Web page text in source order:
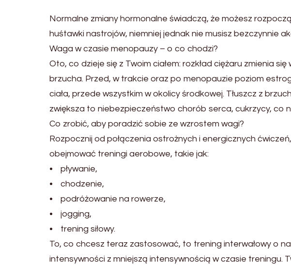
Normalne zmiany hormonalne świadczą, że możesz
huśtawki nastrojów, niemniej jednak nie musisz bezczynnie
Waga w czasie menopauzy – o co chodzi?
Oto, co dzieje się z Twoim ciałem: rozkład ciężaru zmienia
brzucha. Przed, w trakcie oraz po menopauzie poziom
ciała, przede wszystkim w okolicy środkowej. Tłuszcz z
zwiększa to niebezpieczeństwo chorób serca, cukrzycy, co
Co zrobić, aby poradzić sobie ze wzrostem wagi?
Rozpocznij od połączenia ostrożnych i energicznych
obejmować treningi aerobowe, takie jak:
• pływanie,
• chodzenie,
• podróżowanie na rowerze,
• jogging,
• trening siłowy.
To, co chcesz teraz zastosować, to trening interwałowy o
intensywności z mniejszą intensywnością w czasie treningu.